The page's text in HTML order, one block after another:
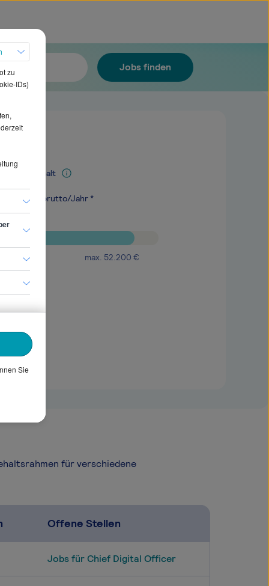
Jobs finden
Mediangehalt
€ brutto/Jahr *
max. 52.200 €
für verschiedene
Offene Stellen
Jobs für Chief Digital Officer
zu
IDs)
Sie